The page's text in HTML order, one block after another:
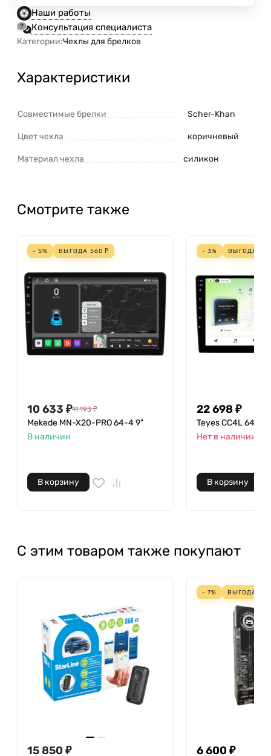
Наши работы
Консультация специалиста
Категории:Чехлы для брелков
Характеристики
Совместимые брелки Scher-Khan
Цвет чехла коричневый
Материал чехла силикон
Смотрите также
- 5% ВЫГОДА 560 ₽
10 633 ₽11 193 ₽
Mekede MN-X20-PRO 64-4 9"
В наличии
В корзину
- 3% ВЫГОДА
22 698 ₽
Teyes CC4L 64-6
Нет в наличии
В корзину
С этим товаром также покупают
15 850 ₽
- 7% ВЫГОДА
6 600 ₽